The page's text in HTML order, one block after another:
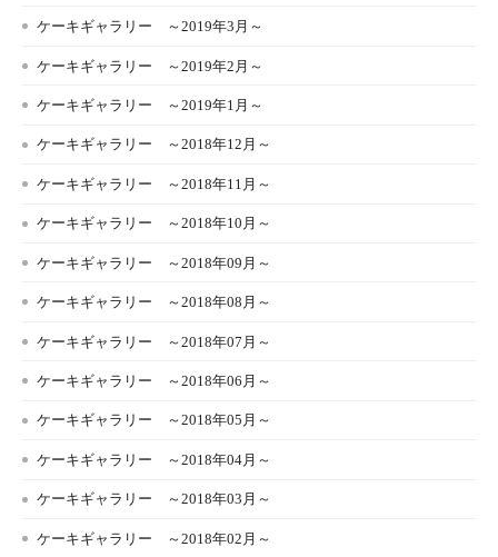
ケーキギャラリー ～2019年3月～
ケーキギャラリー ～2019年2月～
ケーキギャラリー ～2019年1月～
ケーキギャラリー ～2018年12月～
ケーキギャラリー ～2018年11月～
ケーキギャラリー ～2018年10月～
ケーキギャラリー ～2018年09月～
ケーキギャラリー ～2018年08月～
ケーキギャラリー ～2018年07月～
ケーキギャラリー ～2018年06月～
ケーキギャラリー ～2018年05月～
ケーキギャラリー ～2018年04月～
ケーキギャラリー ～2018年03月～
ケーキギャラリー ～2018年02月～